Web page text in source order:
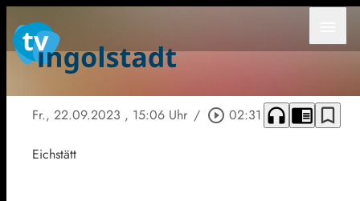
Fr., 22.09.2023 , 15:06 Uhr / play_circle_outline 02:31 headphones chrome_reader_mode bookmark_border
Eichstätt